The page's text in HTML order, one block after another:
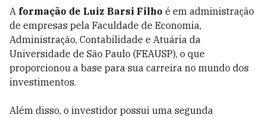
A formação de Luiz Barsi Filho é em administração
de empresas pela Faculdade de Economia,
Administração, Contabilidade e Atuária da
Universidade de São Paulo (FEAUSP), o que
proporcionou a base para sua carreira no mundo dos
investimentos.
Além disso, o investidor possui uma segunda